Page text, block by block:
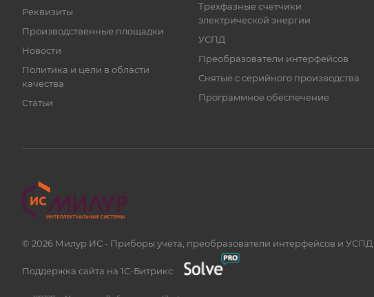
Реквизиты
Производственные площадки
Новости
Политика и цели в области
качества
Статьи
Трехфазные счетчики
электрической энергии
УСПД
Преобразователи интерфейсов
Снятые с серийного производства
Программное обеспечение
© 2026 Милур ИС - Приборы учёта, преобразователи интерфейсов и УСПД
Поддержка сайта на 1С-Битрикс